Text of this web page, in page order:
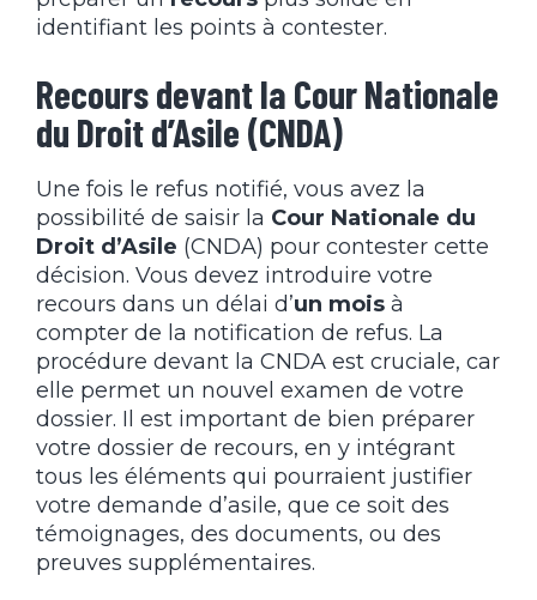
identifiant les points à contester.
Recours devant la Cour Nationale
du Droit d’Asile (CNDA)
Une fois le refus notifié, vous avez la
possibilité de saisir la Cour Nationale du
Droit d’Asile (CNDA) pour contester cette
décision. Vous devez introduire votre
recours dans un délai d’un mois à
compter de la notification de refus. La
procédure devant la CNDA est cruciale, car
elle permet un nouvel examen de votre
dossier. Il est important de bien préparer
votre dossier de recours, en y intégrant
tous les éléments qui pourraient justifier
votre demande d’asile, que ce soit des
témoignages, des documents, ou des
preuves supplémentaires.